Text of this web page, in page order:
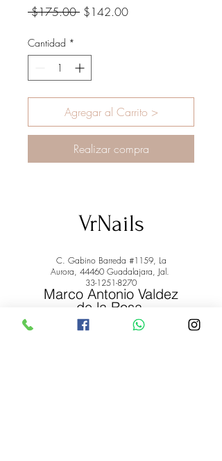
$175.00 Precio
$142.00Precio
Cantidad *
Agregar al Carrito >
Realizar compra
VrNails
C. Gabino Barreda #1159, La
Aurora, 44460 Guadalajara, Jal.
33-1251-8270
Marco Antonio Valdez
de la Rosa.
RFC: VARM900908ER2